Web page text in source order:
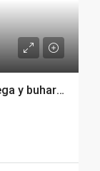
Magnífico adosado con jardín, bodega y buhardilla en María de Huerva – 005.04499